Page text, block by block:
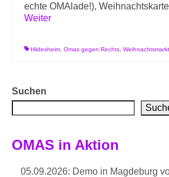
echte OMAlade!),
Weiter
Hildesheim Omas gegen Rechts Weihnachtsmarkt
Suchen
OMAS in Aktion
05.09.2026: Demo in Magdeburg